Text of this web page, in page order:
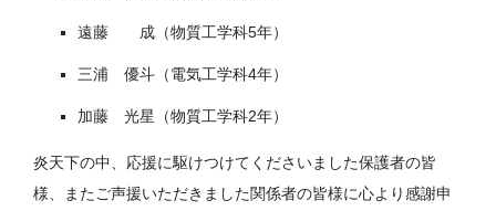
遠藤 成（物質工学科5年）
三浦 優斗（電気工学科4年）
加藤 光星（物質工学科2年）
炎天下の中、応援に駆けつけてくださいました保護者の皆
様、またご声援いただきました関係者の皆様に心より感謝申